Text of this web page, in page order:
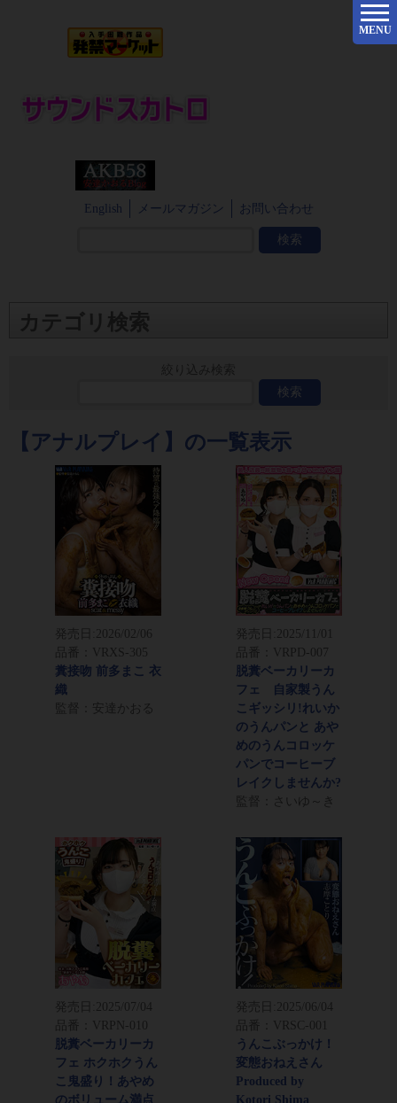
English メールマガジン お問い合わせ
MENU
カテゴリ検索
【アナルプレイ】の一覧表示
発売日: 2026/02/06
品番：VRXS-305
糞接吻 前多まこ 衣
織
監督：安達かおる
発売日: 2025/11/01
品番：VRPD-007
脱糞ベーカリーカ
フェ 自家製うん
こギッシリ!れいか
のうんパンと あや
めのうんコロッケ
パンでコーヒーブ
レイクしませんか?
監督：さいゆ～き
発売日:
2025/07/04
品番：VRPN-010
脱糞ベーカリーカ
フェ ホクホクうん
こ鬼盛り！あやめ
のボリューム満点
発売日:
2025/06/04
品番：VRSC-001
うんこぶっかけ！
変態おねえさん
Produced by
Kotori Shima